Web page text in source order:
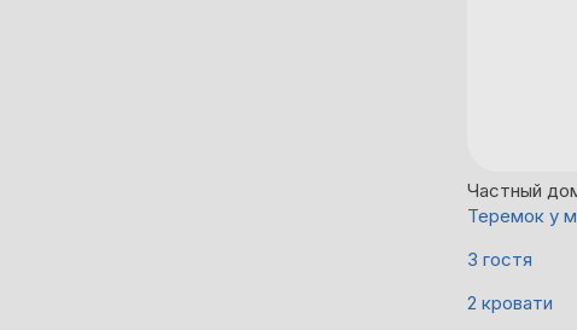
Частный
Теремок у
3 гостя
2 кровати